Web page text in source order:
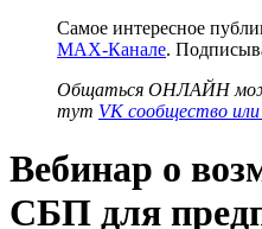
Самое интересное
MAX-Канале.
Общаться ОНЛАЙН
тут VK сообщество или
Вебинар о
СБП для